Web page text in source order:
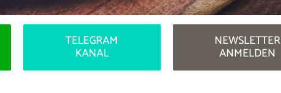
TELEGRAM
KANAL
NEWSLETTER
ANMELDEN